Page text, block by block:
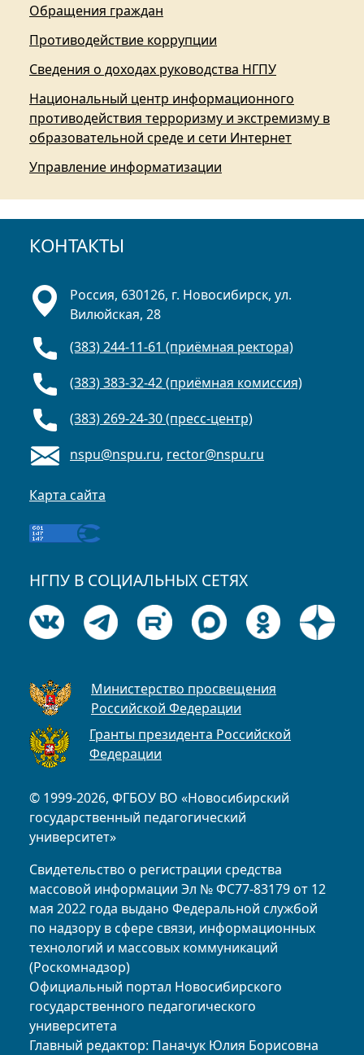
Обращения граждан
Противодействие коррупции
Сведения о доходах руководства НГПУ
Национальный центр информационного
противодействия терроризму и экстремизму в
образовательной среде и сети Интернет
Управление информатизации
КОНТАКТЫ
© 1999-2026, ФГБОУ ВО «Новосибирский
государственный педагогический
университет»
Свидетельство о регистрации средства
массовой информации Эл № ФС77-83179 от 12
мая 2022 года выдано Федеральной службой
по надзору в сфере связи, информационных
технологий и массовых коммуникаций
(Роскомнадзор)
Официальный портал Новосибирского
государственного педагогического
университета
Главный редактор: Паначук Юлия Борисовна
Россия, 630126, г. Новосибирск, ул.
Вилюйская, 28
(383) 244-11-61 (приёмная ректора)
(383) 383-32-42 (приёмная комиссия)
(383) 269-24-30 (пресс-центр)
nspu@nspu.ru, rector@nspu.ru
Карта сайта
НГПУ В СОЦИАЛЬНЫХ СЕТЯХ
Министерство просвещения
Российской Федерации
Гранты президента Российской
Федерации